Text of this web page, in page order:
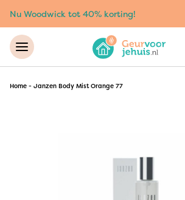
Nu Woodwick tot 40% korting!
Home - Janzen Body Mist Orange 77